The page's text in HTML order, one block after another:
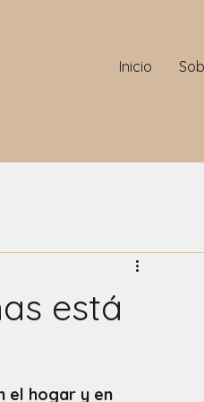
Inicio
está
el hogar y en